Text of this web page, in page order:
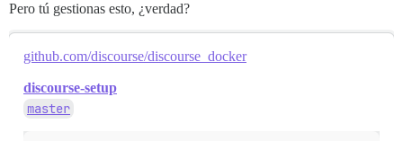
Pero tú gestionas esto, ¿verdad?
github.com/discourse/discourse_docker
discourse-setup
master